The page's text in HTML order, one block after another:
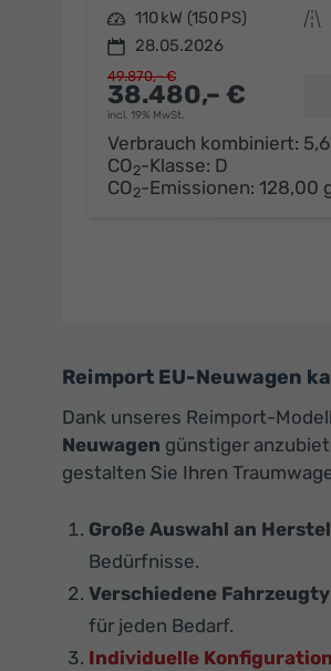
Leistung 110 kW (150 PS) Kilometerstand
28.05.2026
38.480,– €
incl. 19% MwSt.
49.870,– €
Verbrauch kombiniert:
CO2-Klasse: D
CO2-Emissionen: 128,00
Reimport EU-Neuwagen
Dank unseres Reimport-
Neuwagen günstiger
gestalten Sie Ihren
Große Auswahl an
Bedürfnisse.
Verschiedene
für jeden Bedarf.
Individuelle